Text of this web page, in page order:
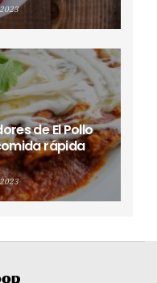
de El Pollo
rápida